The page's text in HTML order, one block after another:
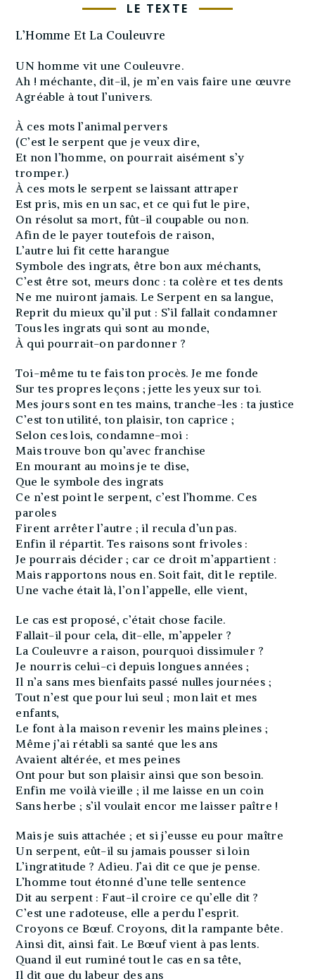
LE TEXTE
L’Homme Et La Couleuvre
UN homme vit une Couleuvre.
Ah ! méchante, dit-il, je m’en vais faire une œuvre
Agréable à tout l’univers.
À ces mots l’animal pervers
(C’est le serpent que je veux dire,
Et non l’homme, on pourrait aisément s’y
tromper.)
À ces mots le serpent se laissant attraper
Est pris, mis en un sac, et ce qui fut le pire,
On résolut sa mort, fût-il coupable ou non.
Afin de le payer toutefois de raison,
L’autre lui fit cette harangue
Symbole des ingrats, être bon aux méchants,
C’est être sot, meurs donc : ta colère et tes dents
Ne me nuiront jamais. Le Serpent en sa langue,
Reprit du mieux qu’il put : S’il fallait condamner
Tous les ingrats qui sont au monde,
À qui pourrait-on pardonner ?
Toi-même tu te fais ton procès. Je me fonde
Sur tes propres leçons ; jette les yeux sur toi.
Mes jours sont en tes mains, tranche-les : ta justice
C’est ton utilité, ton plaisir, ton caprice ;
Selon ces lois, condamne-moi :
Mais trouve bon qu’avec franchise
En mourant au moins je te dise,
Que le symbole des ingrats
Ce n’est point le serpent, c’est l’homme. Ces
paroles
Firent arrêter l’autre ; il recula d’un pas.
Enfin il répartit. Tes raisons sont frivoles :
Je pourrais décider ; car ce droit m’appartient :
Mais rapportons nous en. Soit fait, dit le reptile.
Une vache était là, l’on l’appelle, elle vient,
Le cas est proposé, c’était chose facile.
Fallait-il pour cela, dit-elle, m’appeler ?
La Couleuvre a raison, pourquoi dissimuler ?
Je nourris celui-ci depuis longues années ;
Il n’a sans mes bienfaits passé nulles journées ;
Tout n’est que pour lui seul ; mon lait et mes
enfants,
Le font à la maison revenir les mains pleines ;
Même j’ai rétabli sa santé que les ans
Avaient altérée, et mes peines
Ont pour but son plaisir ainsi que son besoin.
Enfin me voilà vieille ; il me laisse en un coin
Sans herbe ; s’il voulait encor me laisser paître !
Mais je suis attachée ; et si j’eusse eu pour maître
Un serpent, eût-il su jamais pousser si loin
L’ingratitude ? Adieu. J’ai dit ce que je pense.
L’homme tout étonné d’une telle sentence
Dit au serpent : Faut-il croire ce qu’elle dit ?
C’est une radoteuse, elle a perdu l’esprit.
Croyons ce Bœuf. Croyons, dit la rampante bête.
Ainsi dit, ainsi fait. Le Bœuf vient à pas lents.
Quand il eut ruminé tout le cas en sa tête,
Il dit que du labeur des ans